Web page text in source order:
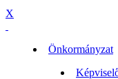
X
Önkormányzat